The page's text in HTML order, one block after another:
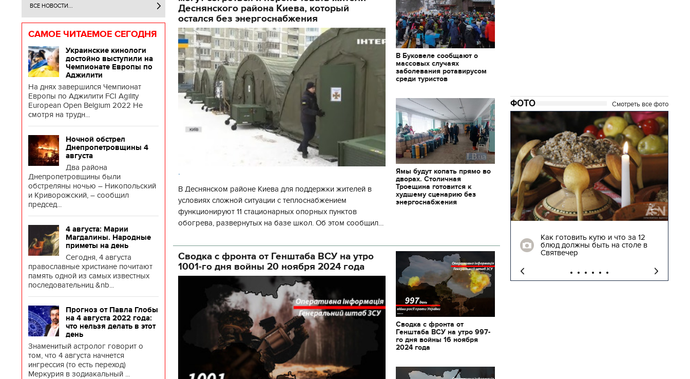
ВСЕ НОВОСТИ...
САМОЕ ЧИТАЕМОЕ СЕГОДНЯ
Украинские кинологи
достойно выступили на
Чемпионате Европы по
Аджилити
На днях завершился Чемпионат
Европы по Аджилити FCI Agility
European Open Belgium 2022 Не
смотря на трудн...
Ночной обстрел
Днепропетровщины 4
августа
Два района
Днепропетровщины были
обстреляны ночью – Никопольский
и Криворожский, – сообщил
председ...
4 августа: Марии
Магдалины. Народные
приметы на день
Сегодня, 4 августа
православные христиане почитают
память одной из самых известных
последовательниц &nb...
Прогноз от Павла Глобы
на 4 августа 2022 года:
что нельзя делать в этот
день
Знаменитый астролог говорит о
том, что 4 августа начнется
ингрессия (то есть переход)
Меркурия в зодиакальный ...
Деснянского района Киева, который
остался без энергоснабжения
.
В Деснянском районе Киева для поддержки жителей в
условиях сложной ситуации с теплоснабжением
функционируют 11 стационарных опорных пунктов
обогрева, развернутых на базе школ. Об этом сообщил
государственной а
В Буковеле сообщают о
массовых случаях
заболевания ротавирусом
среди туристов
Ямы будут копать прямо во
дворах. Столичная
Троещина готовится к
худшему сценарию без
энергоснабжения
Сводка с фронта от Генштаба ВСУ на утро
1001-го дня войны 20 ноября 2024 года
Сводка с фронта от
Генштаба ВСУ на утро 997-
го дня войны 16 ноября
2024 года
ФОТО Смотреть все фото
декорации к фильму
"Сторожевая застава"
Как готовить кутю и что за 12
блюд должны быть на столе в
Святвечер